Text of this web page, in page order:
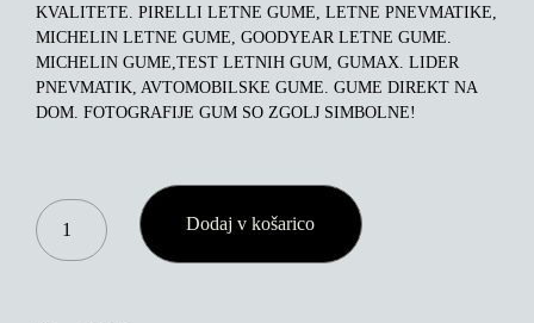
KVALITETE. PIRELLI LETNE GUME, LETNE PNEVMATIKE,
MICHELIN LETNE GUME, GOODYEAR LETNE GUME.
MICHELIN GUME,TEST LETNIH GUM, GUMAX. LIDER
PNEVMATIK, AVTOMOBILSKE GUME. GUME DIREKT NA
DOM. FOTOGRAFIJE GUM SO ZGOLJ SIMBOLNE!
MICHELIN
PRIMACY
4+
Dodaj v košarico